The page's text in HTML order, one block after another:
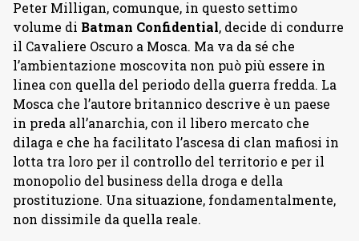
Peter Milligan, comunque, in questo settimo
volume di Batman Confidential, decide di condurre
il Cavaliere Oscuro a Mosca. Ma va da sé che
l’ambientazione moscovita non può più essere in
linea con quella del periodo della guerra fredda. La
Mosca che l’autore britannico descrive è un paese
in preda all’anarchia, con il libero mercato che
dilaga e che ha facilitato l’ascesa di clan mafiosi in
lotta tra loro per il controllo del territorio e per il
monopolio del business della droga e della
prostituzione. Una situazione, fondamentalmente,
non dissimile da quella reale.